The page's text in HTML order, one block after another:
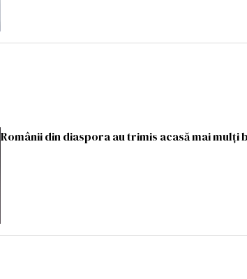
Românii din diaspora au trimis acasă mai